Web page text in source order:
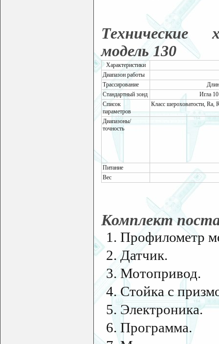
модель 130
Характеристики
Диапазон работы
Трассирование
Стандартный зонд
Игла
Список
параметров
Класс шероховатости,
Диапазоны/
точность
Питание
Вес
Комплект
1. Профилометр
2. Датчик.
3. Мотопривод.
4. Стойка с
5. Электроника.
6. Программа.